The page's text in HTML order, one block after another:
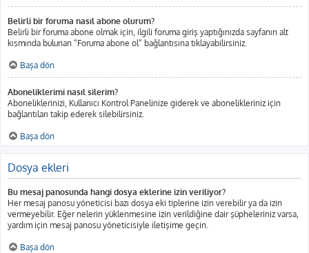
Belirli bir foruma nasıl abone olurum?
Belirli bir foruma abone olmak için, ilgili foruma giriş yaptığınızda sayfanın alt
kısmında bulunan “Foruma abone ol” bağlantısına tıklayabilirsiniz.
Başa dön
Aboneliklerimi nasıl silerim?
Aboneliklerinizi, Kullanıcı Kontrol Panelinize giderek ve abonelikleriniz için
bağlantıları takip ederek silebilirsiniz.
Başa dön
Dosya ekleri
Bu mesaj panosunda hangi dosya eklerine izin veriliyor?
Her mesaj panosu yöneticisi bazı dosya eki tiplerine izin verebilir ya da izin
vermeyebilir. Eğer nelerin yüklenmesine izin verildiğine dair şüpheleriniz varsa,
yardım için mesaj panosu yöneticisiyle iletişime geçin.
Başa dön